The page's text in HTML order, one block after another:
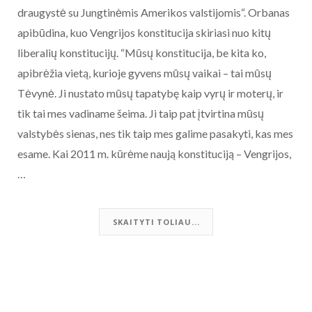
draugystė su Jungtinėmis Amerikos valstijomis“. Orbanas
apibūdina, kuo Vengrijos konstitucija skiriasi nuo kitų
liberalių konstitucijų. “Mūsų konstitucija, be kita ko,
apibrėžia vietą, kurioje gyvens mūsų vaikai – tai mūsų
Tėvynė. Ji nustato mūsų tapatybę kaip vyrų ir moterų, ir
tik tai mes vadiname šeima. Ji taip pat įtvirtina mūsų
valstybės sienas, nes tik taip mes galime pasakyti, kas mes
esame. Kai 2011 m. kūrėme naują konstituciją – Vengrijos,
…
SKAITYTI TOLIAU...